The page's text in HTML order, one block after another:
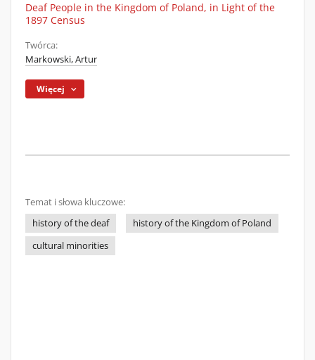
Deaf People in the Kingdom of Poland, in Light of the
1897 Census
Twórca:
Markowski, Artur
Więcej
Temat i słowa kluczowe:
history of the deaf
history of the Kingdom of Poland
cultural minorities